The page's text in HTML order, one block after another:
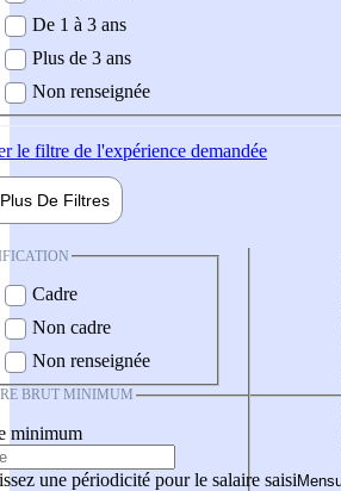
De 1 à 3 ans
Plus de 3 ans
Non renseignée
le filtre de l'expérience demandée
Plus De Filtres
Cadre
Non cadre
Non renseignée
BRUT MINIMUM
minimum
une périodicité pour le salaire saisi